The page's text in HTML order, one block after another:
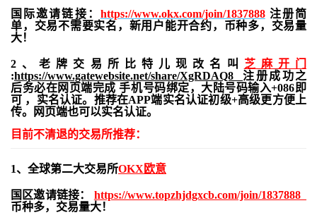
国际邀请链接： https://www.okx.com/join/1837888注册简
单，交易不需要实名，新用户能开合约， 币种多，交易量
大！
2、老牌交易所比特儿现改名叫 芝麻开门
:https://www.gatewebsite.net/share/XgRDAQ8 注册成功之
后务必在网页端完成 手机号码绑定，大陆号码输入+086即
可 ，实名认证。推荐在APP端实名认证初级+高级更方便上
传。网页端也可以实名认证。
目前不清退的交易所推荐：
1、全球第二大交易所OKX欧意
国区邀请链接： https://www.topzhjdgxcb.com/join/1837888
币种多，交易量大！